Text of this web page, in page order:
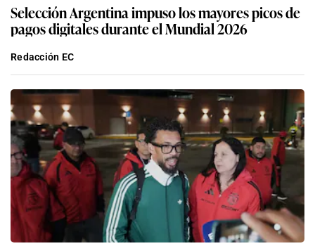
Selección Argentina impuso los mayores picos de
pagos digitales durante el Mundial 2026
Redacción EC